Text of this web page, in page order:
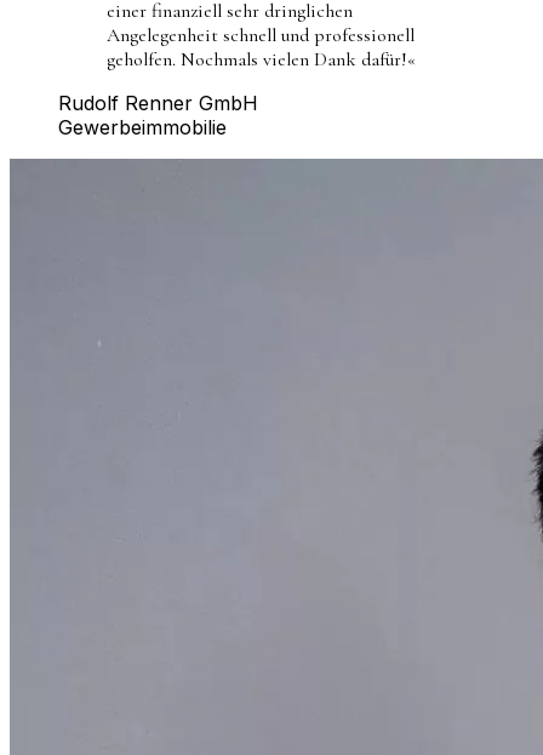
einer finanziell sehr dringlichen
Angelegenheit schnell und professionell
geholfen. Nochmals vielen Dank dafür!«
Rudolf Renner GmbH
Gewerbeimmobilie